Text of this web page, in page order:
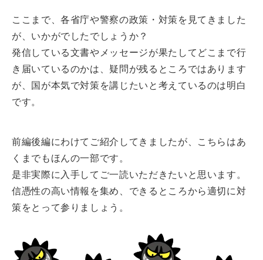
ここまで、各省庁や警察の政策・対策を見てきました
が、いかがでしたでしょうか？
発信している文書やメッセージが果たしてどこまで行
き届いているのかは、疑問が残るところではあります
が、国が本気で対策を講じたいと考えているのは明白
です。
前編後編にわけてご紹介してきましたが、こちらはあ
くまでもほんの一部です。
是非実際に入手してご一読いただきたいと思います。
信憑性の高い情報を集め、できるところから適切に対
策をとって参りましょう。